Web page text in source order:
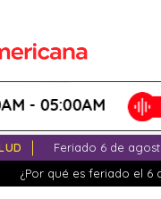
05:00AM
Feriado 6 de
¿Por qué es feriado el 6